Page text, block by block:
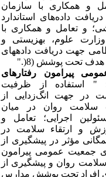
و همکاری با سازمان
داده‌های استاندارد
و تعامل و همکاری با
علوم، بهزیستی و
جهت دریافت داده‏های
تحت پوشش (8 (
."
پیرامون رفتارهای
"
استفاده از ظرفیت
در جهت انگ‌زدایی از
سلامت روان در میان
اجرایی؛ تعامل و
و ارتقاء سلامت در
مؤثر در پیشگیری از
جمعیت عمومی پیرامون
روان و پیشگیری از
افراد تحت پوشش مدارس